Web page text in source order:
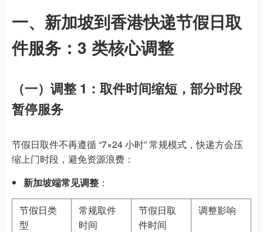
一、新加坡到香港快递节假日取
件服务：3 类核心调整
（一）调整 1：取件时间缩短，部分时段
暂停服务
节假日取件不再遵循 “7×24 小时” 常规模式，快递方会压
缩上门时段，避免资源浪费：
新加坡端常见调整 ：
节假日类
型
常规取件
时间
节假日取
件时间
调整影响